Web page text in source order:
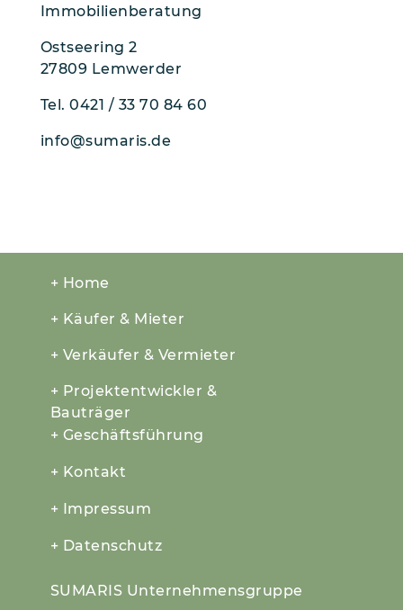
Immobilienberatung
Ostseering 2
27809 Lemwerder
Tel.0421 / 33 70 84 60
info@sumaris.de
+ Home
+ Käufer & Mieter
+ Verkäufer & Vermieter
+ Projektentwickler &
Bauträger
+ Geschäftsführung
+ Kontakt
+ Impressum
+ Datenschutz
SUMARIS Unternehmensgruppe